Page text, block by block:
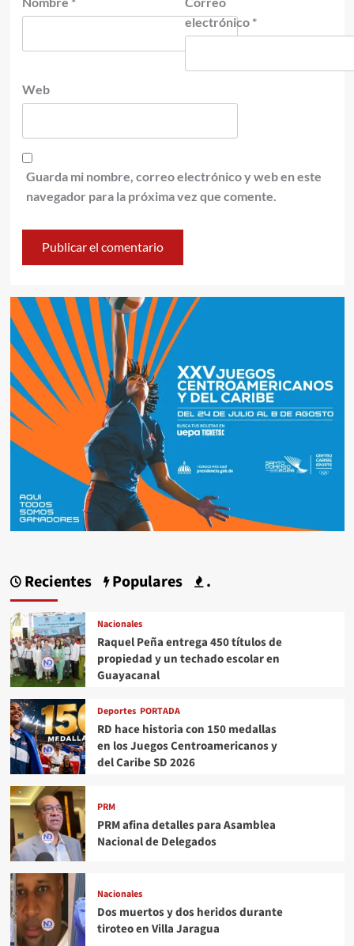
electrónico *
Web
Guarda mi nombre, correo electrónico y web en este
navegador para la próxima vez que comente.
Recientes Populares .
Nacionales
Raquel Peña entrega 450 títulos de
propiedad y un techado escolar en
Guayacanal
Deportes PORTADA
RD hace historia con 150 medallas
en los Juegos Centroamericanos y
del Caribe SD 2026
PRM
PRM afina detalles para Asamblea
Nacional de Delegados
Nacionales
Dos muertos y dos heridos durante
tiroteo en Villa Jaragua